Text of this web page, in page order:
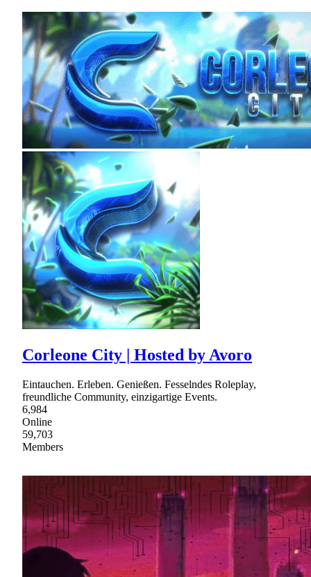
Corleone City | Hosted by Avoro
Eintauchen. Erleben. Genießen. Fesselndes Roleplay,
freundliche Community, einzigartige Events.
6,984
Online
59,703
Members